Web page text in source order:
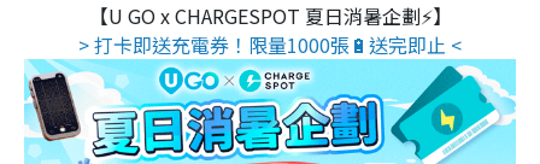
【U GO x CHARGESPOT 夏日消暑企劃⚡】
> 打卡即送充電券！限量1000張🔋送完即止 <